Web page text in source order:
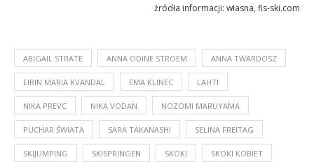
źródła informacji: własna, fis-ski.com
ABIGAIL STRATE ANNA ODINE STROEM ANNA TWARDOSZ
EIRIN MARIA KVANDAL EMA KLINEC LAHTI
NIKA PREVC NIKA VODAN NOZOMI MARUYAMA
PUCHAR ŚWIATA SARA TAKANASHI SELINA FREITAG
SKIJUMPING SKISPRINGEN SKOKI SKOKI KOBIET